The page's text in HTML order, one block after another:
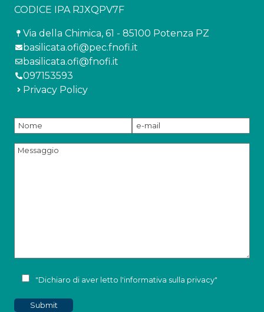
CODICE IPA RJXQPV7F
Via della Chimica, 61 - 85100 Potenza PZ
basilicata.ofi@pec.fnofi.it
basilicata.ofi@fnofi.it
097153593
Privacy Policy
"Dichiaro di aver letto l'informativa sulla privacy"